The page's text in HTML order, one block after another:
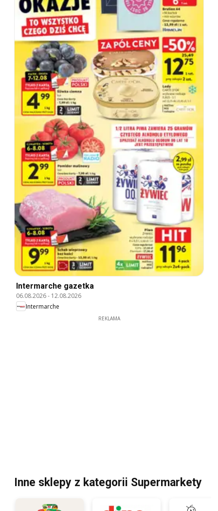
Intermarche gazetka
06.08.2026- 12.08.2026
Intermarche
REKLAMA
Inne sklepy z kategorii Supermarkety